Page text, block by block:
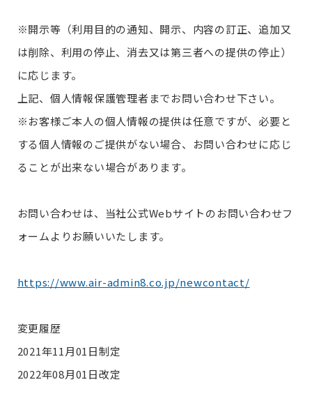
※開示等（利用目的の通知、開示、内容の訂正、追加又
は削除、利用の停止、消去又は第三者への提供の停止）
に応じます。
上記、個人情報保護管理者までお問い合わせ下さい。
※お客様ご本人の個人情報の提供は任意ですが、必要と
する個人情報のご提供がない場合、お問い合わせに応じ
ることが出来ない場合があります。
お問い合わせは、当社公式Webサイトのお問い合わせフ
ォームよりお願いいたします。
https://www.air-admin8.co.jp/newcontact/
変更履歴
2021年11月01日制定
2022年08月01日改定